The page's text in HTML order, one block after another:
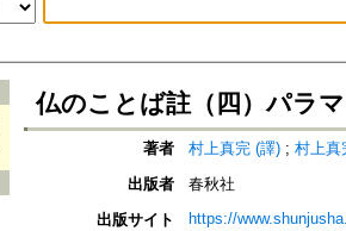
仏のことば註（四）パラ
著者 村上真完 (譯) ; 村上真
出版者
春秋社
出版サイト
https://